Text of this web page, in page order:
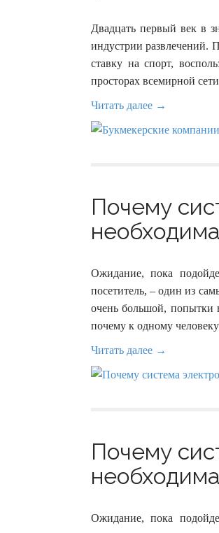
Двадцать первый век в
индустрии развлечений.
ставку на спорт,
просторах всемирной
Читать далее →
Почему
Ожидание, пока
посетитель, – один из
очень большой, попытки
почему к одному
Читать далее →
Почему
Ожидание, пока